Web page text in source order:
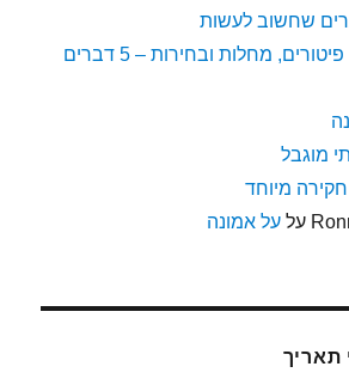
רקטות, פיטורים, מחלות ובחירות – 5 דברים
מוגבל
חקירה מיוחד
עלעל אמונה
תאריך